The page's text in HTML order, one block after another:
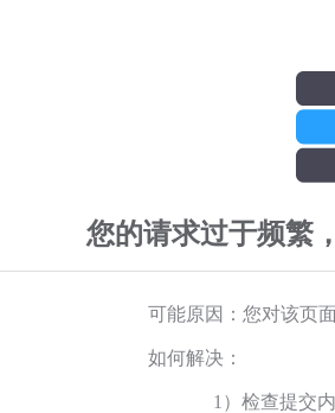
您的请求过于频繁
可能原因：您对该页
如何解决：
1）检查提交